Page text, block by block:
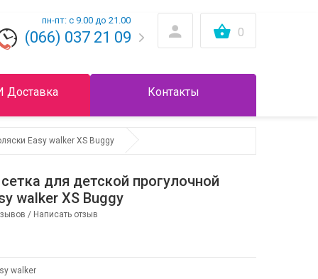
0
пн-пт: с 9.00 до 21.00
(066) 037 21 09
Доставка Контакты
Easy walker XS Buggy
для детской прогулочной
walker XS Buggy
/ Написать отзыв
walker